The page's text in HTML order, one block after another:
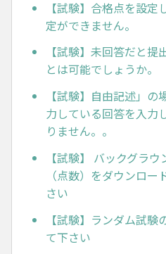
【試験】合格点を設
定ができません。
【試験】未回答だと
とは可能でしょうか。
【試験】自由記述」
力している回答を入力
りません。。
【試験】 バックグラ
（点数）をダウンロ
さい
【試験】ランダム試験
て下さい